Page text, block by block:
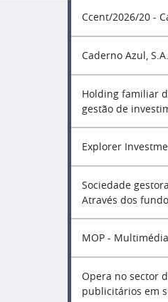
Ccent/2026/20 -
Caderno Azul, S.A.
Holding familiar
gestão de
Explorer
Sociedade
Através dos
MOP -
Opera no sector
publicitários em